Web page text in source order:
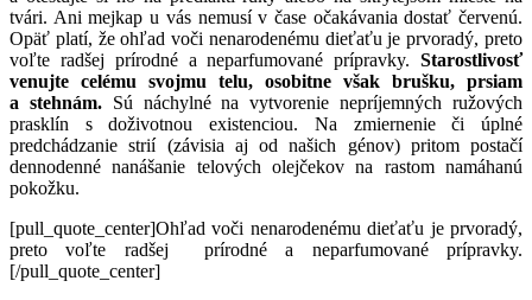
tvári. Ani mejkap u vás nemusí v čase očakávania dostať červenú.
Opäť platí, že ohľad voči nenarodenému dieťaťu je prvoradý, preto
voľte radšej prírodné a neparfumované prípravky. Starostlivosť
venujte celému svojmu telu, osobitne však brušku, prsiam
a stehnám.Sú náchylné na vytvorenie nepríjemných ružových
prasklín s doživotnou existenciou. Na zmiernenie či úplné
predchádzanie strií (závisia aj od našich génov) pritom postačí
dennodenné nanášanie telových olejčekov na rastom namáhanú
pokožku.
[pull_quote_center]Ohľad voči nenarodenému dieťaťu je prvoradý,
preto voľte radšej prírodné a neparfumované prípravky.
[/pull_quote_center]